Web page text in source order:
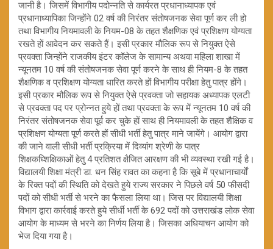
जानी है। जिसमें विभागीय पदोन्नति से कार्यरत प्रधानाध्यापक एवं
प्रधानाध्यापिका जिन्होंने 02 वर्ष की निरंतर संतोषजनक सेवा पूर्ण कर ली हो
तथा विभागीय नियमावली के नियम-08 के तहत शैक्षणिक एवं प्रशिक्षण योग्यता
रखते हों आवेदन कर सकते हैं। इसी प्रकार मौलिक रूप से नियुक्त ऐसे
प्रवक्ता जिन्होंने राजकीय इंटर कॉलेज के सामान्य अथवा महिला शाखा में
न्यूनतम 10 वर्ष की संतोषजनक सेवा पूर्ण करने के साथ ही नियम-8 के तहत
शैक्षणिक व प्रशिक्षण योग्यता धारित करते हों विभागीय परीक्षा हेतु पात्र होंगे।
इसी प्रकार मौलिक रूप से नियुक्त ऐसे प्रवक्ता जो सहायक अध्यापक एलटी
से प्रवक्ता पद पर प्रोन्नत हुये हों तथा प्रवक्ता के रूप में न्यूनतम 10 वर्ष की
निरंतर संतोषजनक सेवा पूर्व कर चुके हों साथ ही नियमावली के तहत शैक्षिक व
प्रशिक्षण योग्यता पूर्ण करते हों सीधी भर्ती हेतु पात्र माने जायेंगे। आयोग द्वारा
की जाने वाली सीधी भर्ती प्रक्रिया में दिव्यांग श्रेणी के पात्र
शिक्षकध्शिक्षिकाओं हेतु 4 प्रतिशत क्षैजित आरक्षण की भी व्यवस्था रखी गई है।
विद्यालयी शिक्षा मंत्री डा. धन सिंह रावत का कहना है कि सूबे में प्रधानाचार्यों
के रिक्त पदों की स्थिति को देखते हुये राज्य सरकार ने पिछले वर्ष 50 फीसदी
पदों को सीधी भर्ती से भरने का फैसला लिया था। जिस पर विद्यालयी शिक्षा
विभाग द्वारा कार्रवाई करते हुये सीर्धी भर्ती के 692 पदों को उत्तराखंड लोक सेवा
आयोग के माध्यम से भरने का निर्णय लिया है। जिसका अधियाचन आयोग को
भेज दिया गया है।